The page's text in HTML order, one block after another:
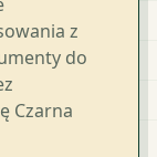
z
do
Czarna